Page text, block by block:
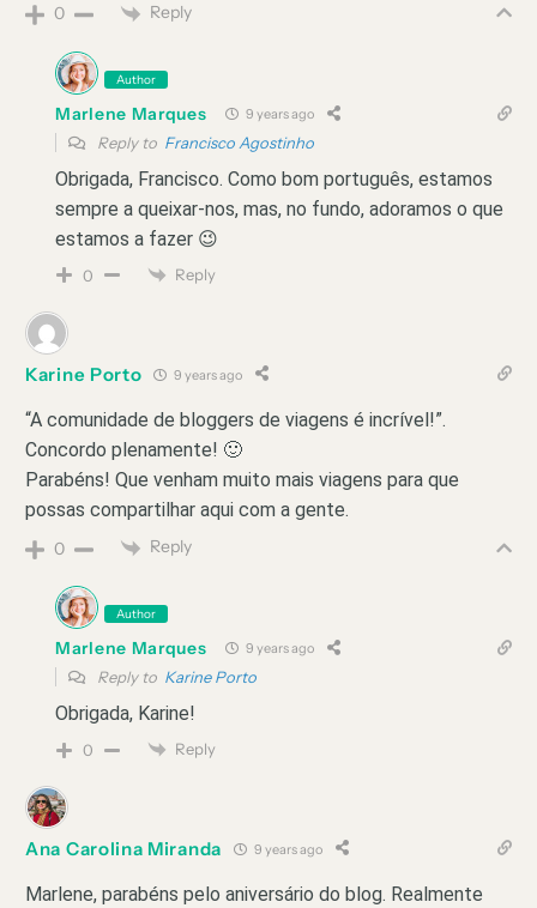
0 Reply
Author
Marlene Marques 9 years ago
Reply to Francisco Agostinho
Obrigada, Francisco. Como bom português, estamos
sempre a queixar-nos, mas, no fundo, adoramos o que
estamos a fazer 😉
0 Reply
Karine Porto 9 years ago
“A comunidade de bloggers de viagens é incrível!”.
Concordo plenamente! 🙂
Parabéns! Que venham muito mais viagens para que
possas compartilhar aqui com a gente.
0 Reply
Author
Marlene Marques 9 years ago
Reply to Karine Porto
Obrigada, Karine!
0 Reply
Ana Carolina Miranda 9 years ago
Marlene, parabéns pelo aniversário do blog. Realmente